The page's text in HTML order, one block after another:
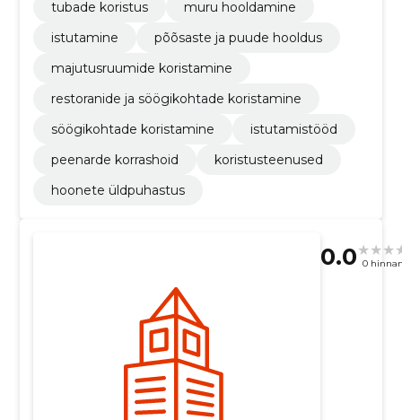
tubade koristus
muru hooldamine
istutamine
põõsaste ja puude hooldus
majutusruumide koristamine
restoranide ja söögikohtade koristamine
söögikohtade koristamine
istutamistööd
peenarde korrashoid
koristusteenused
hoonete üldpuhastus
0.0 0